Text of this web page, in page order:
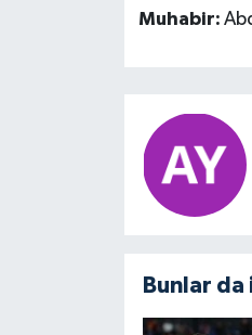
Muhabir:
Bunlar